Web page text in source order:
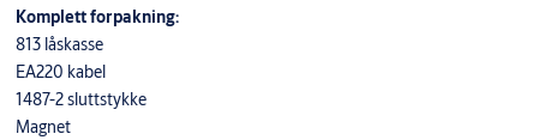
Komplett forpakning:
813 låskasse
EA220 kabel
1487-2 sluttstykke
Magnet